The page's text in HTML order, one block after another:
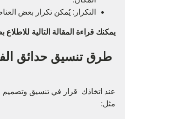
التكرار: يُمكن تكرار بعض
يمكنك قراءة المقالة التالية
طرق تنسيق حدائق
عند اتخاذك قرار في تنسيق وتصميم
مثل: